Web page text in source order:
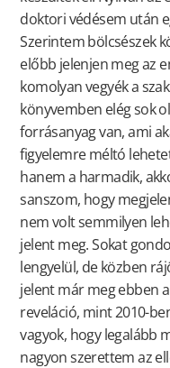
doktori védésem után
Szerintem bölcsészek
előbb jelenjen meg az
komolyan vegyék a
könyvemben elég sok
forrásanyag van, ami
figyelemre méltó
hanem a harmadik,
sanszom, hogy
nem volt semmilyen
jelent meg. Sokat
lengyelül, de közben
jelent már meg ebben
reveláció, mint 2010-
vagyok, hogy legalább
nagyon szerettem az